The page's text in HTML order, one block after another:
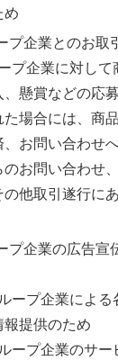
め
プ企業とのお取
プ企業に対し
、懸賞などの応
た場合には、商
、お問い合わせ
のお問い合わせ
の他取引遂行に
プ企業の広告宣
ープ企業によ
報提供のため
ープ企業のサ